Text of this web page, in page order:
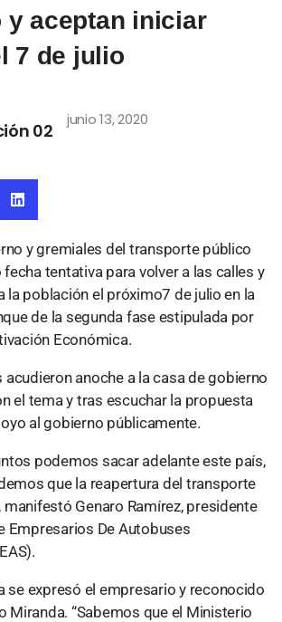
y aceptan iniciar
7 de julio
02
junio 13, 2020
y gremiales del transporte público
tentativa para volver a las calles y
la población el próximo7 de julio en la
de la segunda fase estipulada por
Económica.
anoche a la casa de gobierno
el tema y tras escuchar la propuesta
al gobierno públicamente.
podemos sacar adelante este país,
que la reapertura del transporte
manifestó Genaro Ramírez, presidente
Empresarios De Autobuses
se expresó el empresario y reconocido
Miranda. “Sabemos que el Ministerio